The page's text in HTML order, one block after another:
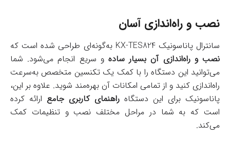
نصب و راه‌اندازی آسان
سانترال پاناسونیک KX-TES824 به‌گونه‌ای طراحی شده است که
نصب و راه‌اندازی آن بسیار ساده و سریع انجام می‌شود. شما
می‌توانید این دستگاه را با کمک یک تکنسین متخصص به‌سرعت
راه‌اندازی کنید و از تمامی امکانات آن بهره‌مند شوید. علاوه بر این،
پاناسونیک برای این دستگاه راهنمای کاربری جامع ارائه کرده
است که به شما در مراحل مختلف نصب و تنظیمات کمک
می‌کند.